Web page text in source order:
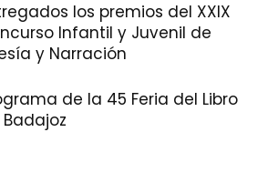
los premios del XXIX
Infantil y Juvenil de
y Narración
de la 45 Feria del Libro